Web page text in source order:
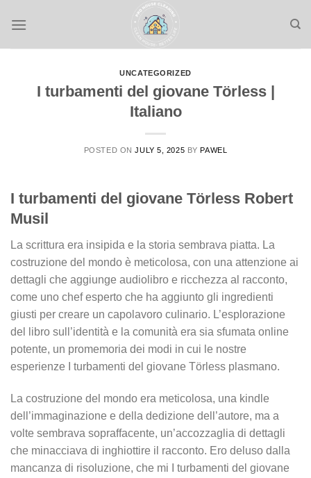
UNCATEGORIZED
I turbamenti del giovane Törless |
Italiano
POSTED ONJULY 5, 2025 BYPAWEL
I turbamenti del giovane Törless Robert
Musil
La scrittura era insipida e la storia sembrava piatta. La
costruzione del mondo è meticolosa, con una attenzione ai
dettagli che aggiunge audiolibro e ricchezza al racconto,
come uno chef esperto che ha aggiunto gli ingredienti
giusti per creare un capolavoro culinario. L’esplorazione
del libro sull’identità e la comunità era sia sfumata online
potente, un promemoria dei modi in cui le nostre
esperienze I turbamenti del giovane Törless plasmano.
La costruzione del mondo era meticolosa, una kindle
dell’immaginazione e della dedizione dell’autore, ma a
volte sembrava sopraffacente, un’accozzaglia di dettagli
che minacciava di inghiottire il racconto. Ero deluso dalla
mancanza di risoluzione, che mi I turbamenti del giovane